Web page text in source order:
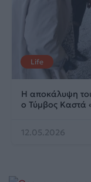
Life
Η αποκάλυψη
ο Τύμβος Καστά
12.05.2026